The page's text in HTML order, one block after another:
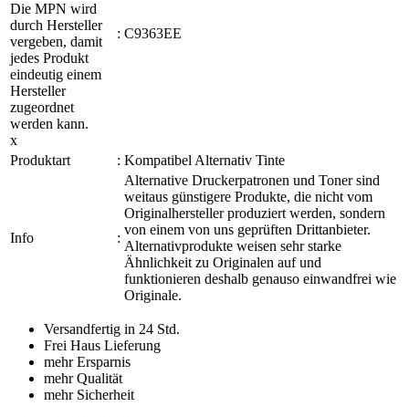
Die MPN wird
durch Hersteller
vergeben, damit
jedes Produkt
eindeutig einem
Hersteller
zugeordnet
werden kann.
x
: C9363EE
Produktart : Kompatibel Alternativ Tinte
Info :
Alternative Druckerpatronen und Toner sind
weitaus günstigere Produkte, die nicht vom
Originalhersteller produziert werden, sondern
von einem von uns geprüften Drittanbieter.
Alternativprodukte weisen sehr starke
Ähnlichkeit zu Originalen auf und
funktionieren deshalb genauso einwandfrei wie
Originale.
Versandfertig in 24 Std.
Frei Haus Lieferung
mehr Ersparnis
mehr Qualität
mehr Sicherheit